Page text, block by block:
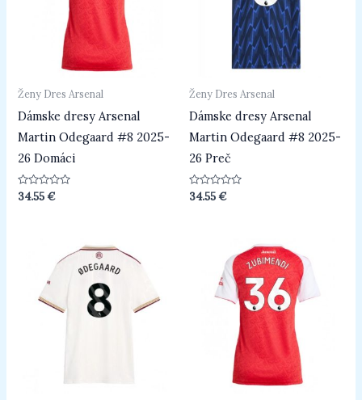
Ženy Dres Arsenal
Dámske dresy Arsenal
Martin Odegaard #8 2025-
26 Domáci
Hodnotenie
34.55€
Ženy Dres Arsenal
Dámske dresy Arsenal
Martin Odegaard #8 2025-
26 Preč
Hodnotenie
34.55€